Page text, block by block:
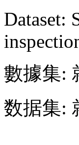
Dataset:
數據集:
数据集: